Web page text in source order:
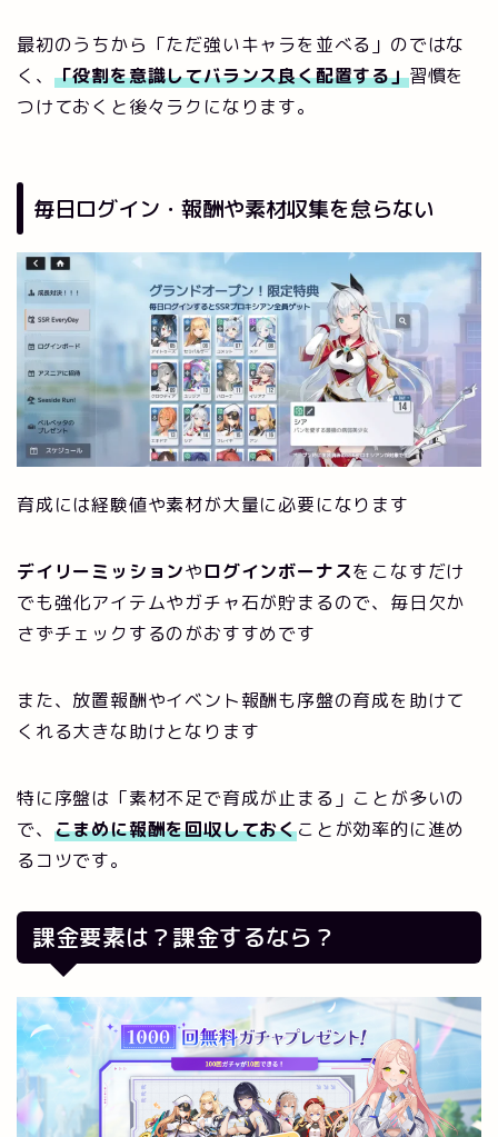
最初のうちから「ただ強いキャラを並べる」のではな
く、 「役割を意識してバランス良く配置する」習慣を
つけておくと後々ラクになります。
毎日ログイン・報酬や素材収集を怠らない
育成には経験値や素材が大量に必要になります
デイリーミッションやログインボーナスをこなすだけ
でも強化アイテムやガチャ石が貯まるので、毎日欠か
さずチェックするのがおすすめです
また、放置報酬やイベント報酬も序盤の育成を助けて
くれる大きな助けとなります
特に序盤は「素材不足で育成が止まる」ことが多いの
で、 こまめに報酬を回収しておくことが効率的に進め
るコツです。
課金要素は？課金するなら？